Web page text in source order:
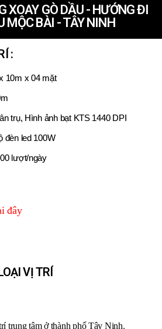
XOAY GÒ DẦU - HƯỚNG ĐI
MỘC BÀI - TÂY NINH
:
10m x 04 mặt
trụ, Hình ảnh bạt KTS 1440 DPI
đèn led 100W
lượt/ngày
đây
VỊ TRÍ
trung tâm ở thành phố Tây Ninh.